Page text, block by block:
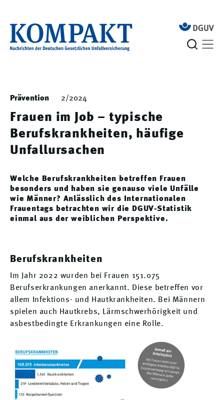
Prävention 2/2024
Frauen im Job – typische
Berufskrankheiten, häufige
Unfallursachen
Welche Berufskrankheiten betreffen Frauen
besonders und haben sie genauso viele Unfälle
wie Männer? Anlässlich des Internationalen
Frauentags betrachten wir die DGUV-Statistik
einmal aus der weiblichen Perspektive.
Berufskrankheiten
Im Jahr 2022 wurden bei Frauen 151.075
Berufserkrankungen anerkannt. Diese betreffen vor
allem Infektions- und Hautkrankheiten. Bei Männern
spielen auch Hautkrebs, Lärmschwerhörigkeit und
asbestbedingte Erkrankungen eine Rolle.